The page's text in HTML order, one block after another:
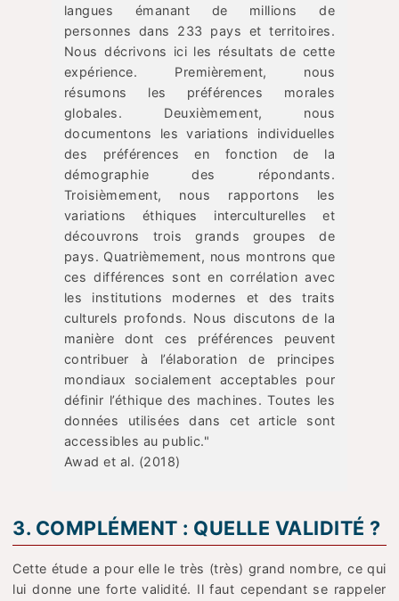
langues émanant de millions de
personnes dans 233 pays et territoires.
Nous décrivons ici les résultats de cette
expérience. Premièrement, nous
résumons les préférences morales
globales. Deuxièmement, nous
documentons les variations individuelles
des préférences en fonction de la
démographie des répondants.
Troisièmement, nous rapportons les
variations éthiques interculturelles et
découvrons trois grands groupes de
pays. Quatrièmement, nous montrons que
ces différences sont en corrélation avec
les institutions modernes et des traits
culturels profonds. Nous discutons de la
manière dont ces préférences peuvent
contribuer à l’élaboration de principes
mondiaux socialement acceptables pour
définir l’éthique des machines. Toutes les
données utilisées dans cet article sont
accessibles au public."
Awad et al. (2018)
3. COMPLÉMENT : QUELLE VALIDITÉ ?
Cette étude a pour elle le très (très) grand nombre, ce qui
lui donne une forte validité. Il faut cependant se rappeler